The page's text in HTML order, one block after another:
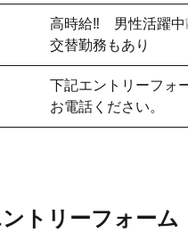
高時給‼ 男性活躍中
交替勤務もあり
下記エントリーフォ
お電話ください。
トリーフォーム